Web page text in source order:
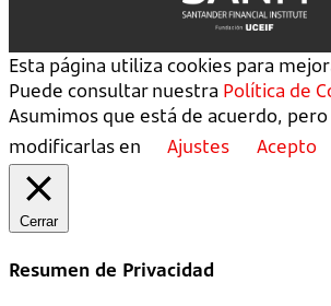
Esta página utiliza cookies para
Puede consultar nuestra Política de
Asumimos que está de acuerdo,
modificarlas en
Ajustes Acepto
Cerrar
Resumen de Privacidad